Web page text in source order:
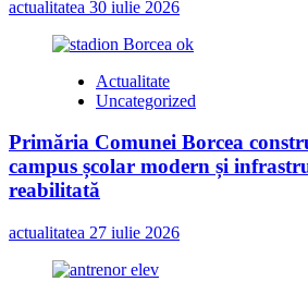
actualitatea 30 iulie 2026
Actualitate
Uncategorized
Primăria Comunei Borcea
campus școlar modern și
reabilitată
actualitatea 27 iulie 2026